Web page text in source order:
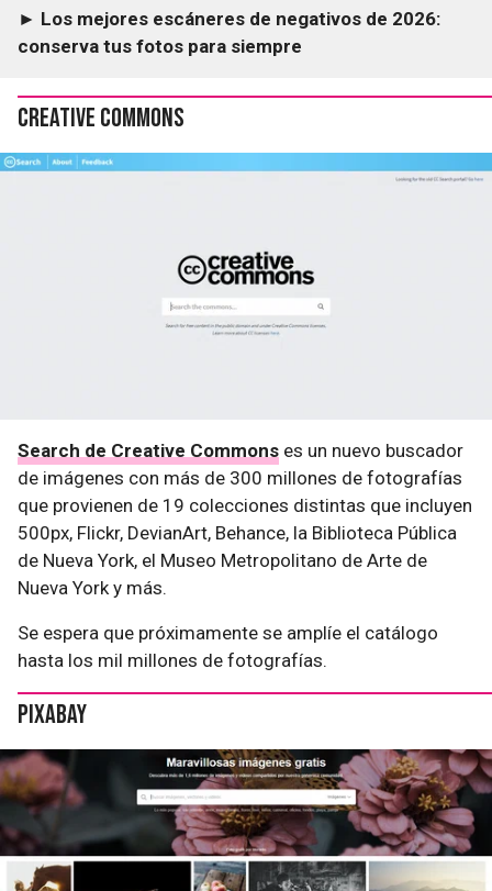
► Los mejores escáneres de negativos de 2026:
conserva tus fotos para siempre
Creative Commons
Search de Creative Commons es un nuevo buscador
de imágenes con más de 300 millones de fotografías
que provienen de 19 colecciones distintas que incluyen
500px, Flickr, DevianArt, Behance, la Biblioteca Pública
de Nueva York, el Museo Metropolitano de Arte de
Nueva York y más.
Se espera que próximamente se amplíe el catálogo
hasta los mil millones de fotografías.
Pixabay